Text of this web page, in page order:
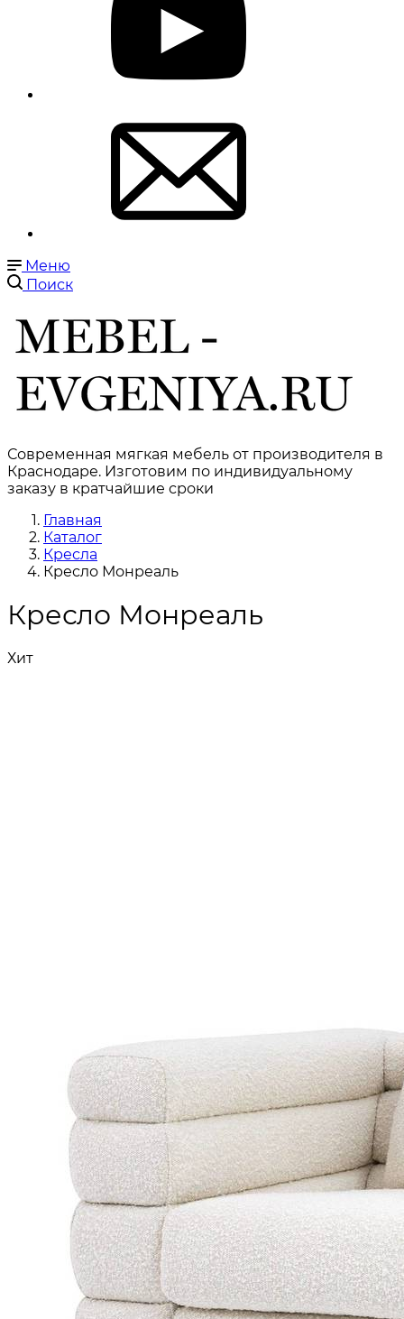
Меню
Поиск
Современная мягкая мебель от производителя в
Краснодаре. Изготовим по индивидуальному
заказу в кратчайшие сроки
Главная
Каталог
Кресла
Кресло Монреаль
Кресло Монреаль
Хит